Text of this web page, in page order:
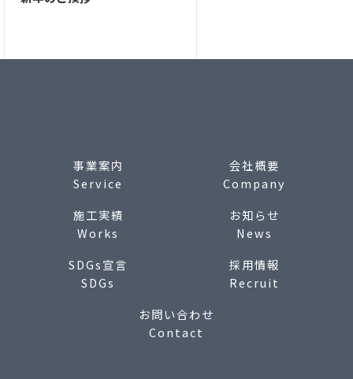
事業案内
Service
会社概要
Company
施工実績
Works
お知らせ
News
SDGs宣言
SDGs
採用情報
Recruit
お問い合わせ
Contact